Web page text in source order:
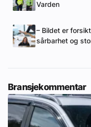
Varden
– Bildet er
sårbarhet og
Bransjekommentar